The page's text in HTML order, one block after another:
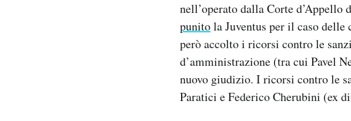
nell’operato dalla Corte
punitola Juventus per il caso
però accolto i ricorsi contro le
d’amministrazione (tra cui Pavel
nuovo giudizio. I ricorsi contro le
Paratici e Federico Cherubini (ex